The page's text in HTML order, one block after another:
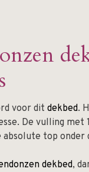
voor dit dekbed.
De vulling met
top onder
dekbed,